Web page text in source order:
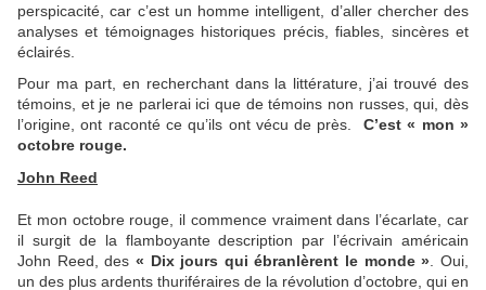
perspicacité, car c’est un homme intelligent, d’aller chercher des
analyses et témoignages historiques précis, fiables, sincères et
éclairés.
Pour ma part, en recherchant dans la littérature, j’ai trouvé des
témoins, et je ne parlerai ici que de témoins non russes, qui, dès
l’origine, ont raconté ce qu’ils ont vécu de près.C’est « mon »
octobre rouge.
John Reed
Et mon octobre rouge, il commence vraiment dans l’écarlate, car
il surgit de la flamboyante description par l’écrivain américain
John Reed, des « Dix jours qui ébranlèrent le monde ». Oui,
un des plus ardents thuriféraires de la révolution d’octobre, qui en